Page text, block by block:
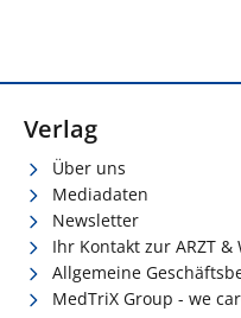
Verlag
Über uns
Mediadaten
Newsletter
Ihr Kontakt zur ARZT &
Allgemeine
MedTriX Group - we